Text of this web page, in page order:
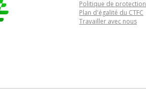
Politique de
Plan d'égalité du CTFC
Travailler avec nous